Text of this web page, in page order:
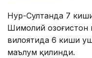
Нур-Султанда 7
Шимолий Қозоғистон
вилоятида 6 киши
маълум қилинди.